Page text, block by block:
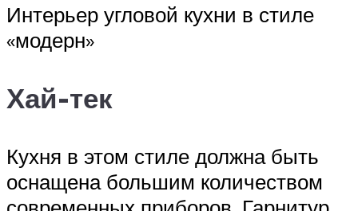
Интерьер угловой кухни в стиле
«модерн»
Хай-тек
Кухня в этом стиле должна быть
оснащена большим количеством